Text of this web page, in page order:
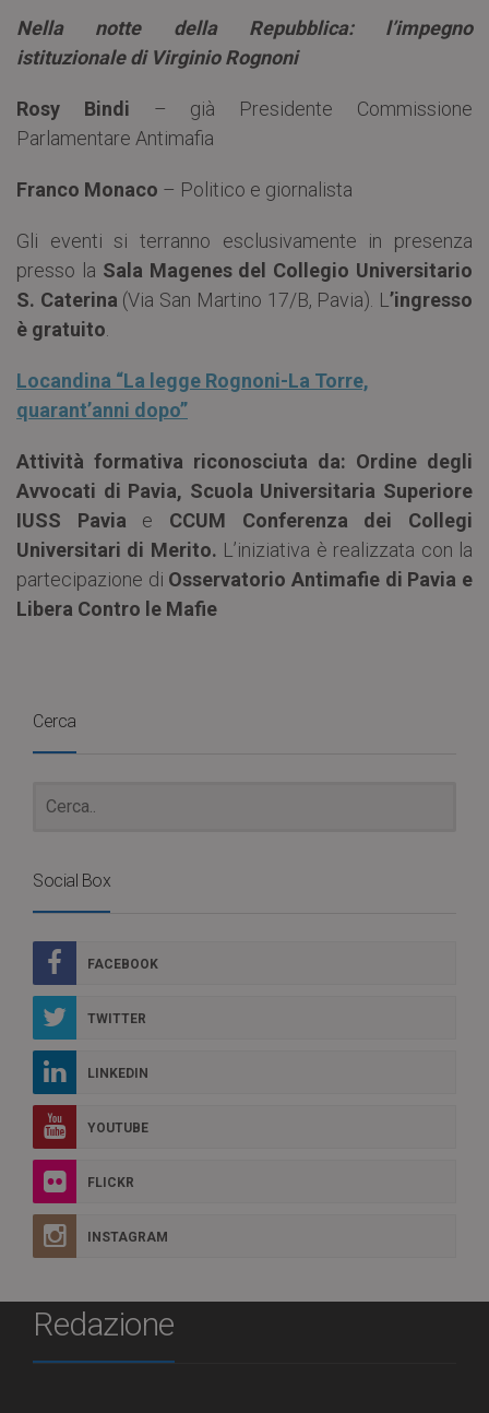
Nella notte della Repubblica: l’impegno
istituzionale di Virginio Rognoni
Rosy Bindi – già Presidente Commissione
Parlamentare Antimafia
Franco Monaco – Politico e giornalista
Gli eventi si terranno esclusivamente in presenza
presso la Sala Magenes del Collegio Universitario
S. Caterina (Via San Martino 17/B, Pavia). L’ingresso
è gratuito
Locandina “La legge Rognoni-La Torre,
quarant’anni dopo”
Attività formativa riconosciuta da: Ordine degli
Avvocati di Pavia, Scuola Universitaria Superiore
IUSS Pavia e CCUM Conferenza dei Collegi
Universitari di Merito. L’iniziativa è realizzata con la
partecipazione di Osservatorio Antimafie di Pavia e
Libera Contro le Mafie
Cerca
Social Box
FACEBOOK
TWITTER
LINKEDIN
YOUTUBE
FLICKR
INSTAGRAM
Redazione